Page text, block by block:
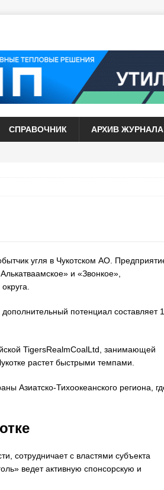
СПРАВОЧНИК АРХИВ ЖУРНАЛА
угля в Чукотском АО.
и «Звонкое»,
потенциал составляет
TigersRealmCoalLtd, занимающей
растет быстрыми темпами.
Азиатско-Тихоокеанского региона,
сотрудничает с властями субъекта
ведет активную спонсорскую и